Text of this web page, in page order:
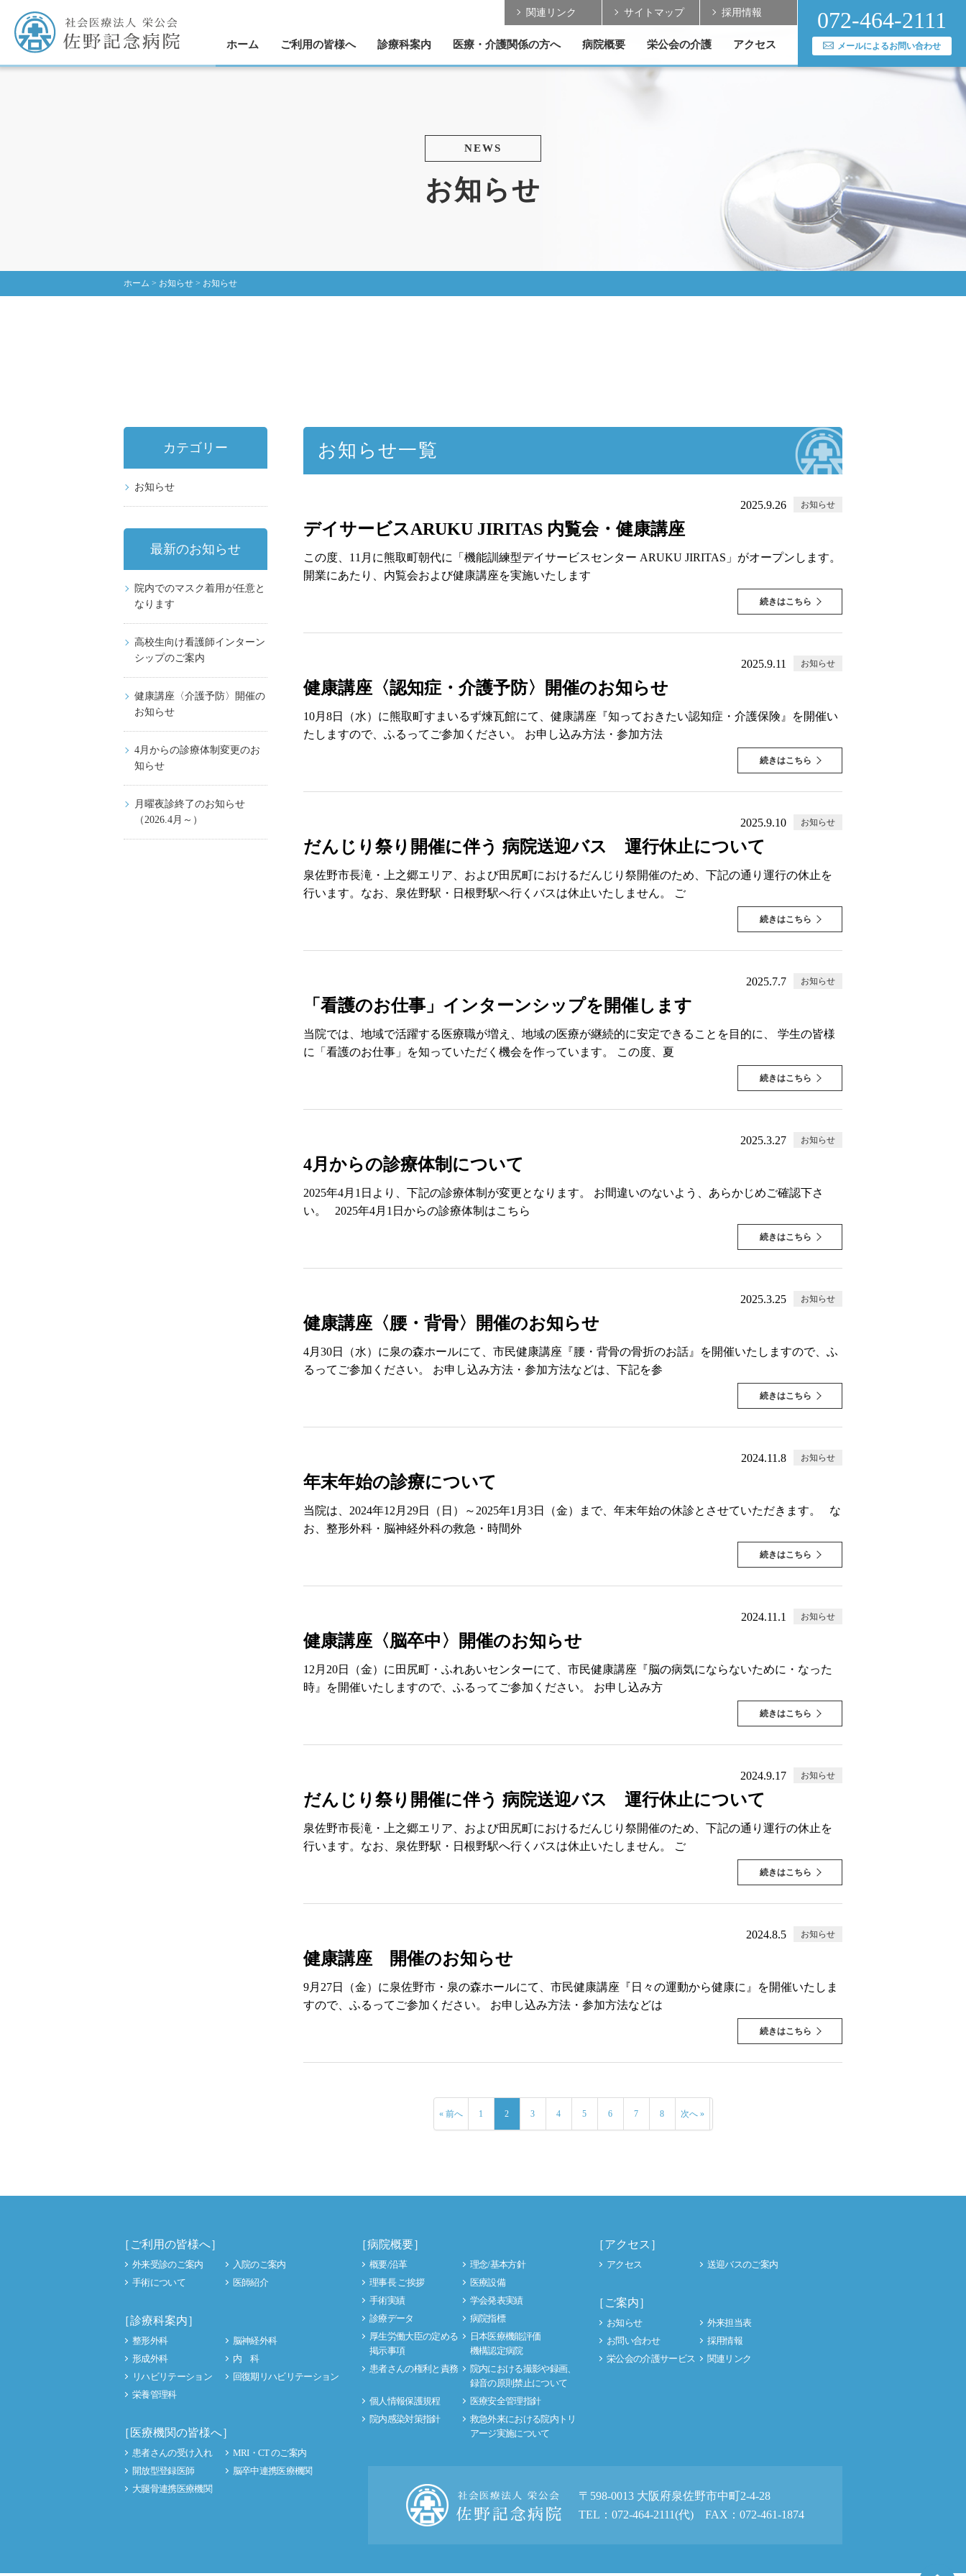
ホーム ご利用の皆様へ 診療科案内 医療・介護関係の方へ 病院概要 栄公会の介護 アクセス
採用情報
サイトマップ
関連リンク 072-464-2111
メールによるお問い合わせ
NEWS
お知らせ
ホーム > お知らせ > お知らせ
お知らせ一覧
2025.9.26 お知らせ
デイサービスARUKU JIRITAS 内覧会・健康講座
この度、11月に熊取町朝代に「機能訓練型デイサービスセンター ARUKU JIRITAS」がオープンします。
開業にあたり、内覧会および健康講座を実施いたします
続きはこちら
2025.9.11 お知らせ
健康講座〈認知症・介護予防〉開催のお知らせ
10月8日（水）に熊取町すまいるず煉瓦館にて、健康講座『知っておきたい認知症・介護保険』を開催い
たしますので、ふるってご参加ください。 お申し込み方法・参加方法
続きはこちら
2025.9.10 お知らせ
だんじり祭り開催に伴う 病院送迎バス 運行休止について
泉佐野市長滝・上之郷エリア、および田尻町におけるだんじり祭開催のため、下記の通り運行の休止を
行います。なお、泉佐野駅・日根野駅へ行くバスは休止いたしません。 ご
続きはこちら
2025.7.7 お知らせ
「看護のお仕事」インターンシップを開催します
当院では、地域で活躍する医療職が増え、地域の医療が継続的に安定できることを目的に、 学生の皆様
に「看護のお仕事」を知っていただく機会を作っています。 この度、夏
続きはこちら
2025.3.27 お知らせ
4月からの診療体制について
2025年4月1日より、下記の診療体制が変更となります。 お間違いのないよう、あらかじめご確認下さ
い。 2025年4月1日からの診療体制はこちら
続きはこちら
2025.3.25 お知らせ
健康講座〈腰・背骨〉開催のお知らせ
4月30日（水）に泉の森ホールにて、市民健康講座『腰・背骨の骨折のお話』を開催いたしますので、ふ
るってご参加ください。 お申し込み方法・参加方法などは、下記を参
続きはこちら
2024.11.8 お知らせ
年末年始の診療について
当院は、2024年12月29日（日）～2025年1月3日（金）まで、年末年始の休診とさせていただきます。 な
お、整形外科・脳神経外科の救急・時間外
続きはこちら
2024.11.1 お知らせ
健康講座〈脳卒中〉開催のお知らせ
12月20日（金）に田尻町・ふれあいセンターにて、市民健康講座『脳の病気にならないために・なった
時』を開催いたしますので、ふるってご参加ください。 お申し込み方
続きはこちら
2024.9.17 お知らせ
だんじり祭り開催に伴う 病院送迎バス 運行休止について
泉佐野市長滝・上之郷エリア、および田尻町におけるだんじり祭開催のため、下記の通り運行の休止を
行います。なお、泉佐野駅・日根野駅へ行くバスは休止いたしません。 ご
続きはこちら
2024.8.5 お知らせ
健康講座 開催のお知らせ
9月27日（金）に泉佐野市・泉の森ホールにて、市民健康講座『日々の運動から健康に』を開催いたしま
すので、ふるってご参加ください。 お申し込み方法・参加方法などは
続きはこちら
« 前へ 1 2 3 4 5 6 7 8 次へ »
カテゴリー
お知らせ
最新のお知らせ
院内でのマスク着用が任意と
なります
高校生向け看護師インターン
シップのご案内
健康講座〈介護予防〉開催の
お知らせ
4月からの診療体制変更のお
知らせ
月曜夜診終了のお知らせ
（2026.4月～）
［ご利用の皆様へ］
外来受診のご案内
入院のご案内
手術について
医師紹介
［診療科案内］
整形外科
脳神経外科
形成外科
内 科
リハビリテーション
回復期リハビリテーション
栄養管理科
［医療機関の皆様へ］
患者さんの受け入れ
MRI・CT のご案内
開放型登録医師
脳卒中連携医療機関
大腿骨連携医療機関
［病院概要］
概要/沿革
理念/基本方針
理事長 ご挨拶
医療設備
手術実績
学会発表実績
診療データ
病院指標
厚生労働大臣の定める
掲示事項
日本医療機能評価
機構認定病院
患者さんの権利と責務
院内における撮影や録画、
録音の原則禁止について
個人情報保護規程
医療安全管理指針
院内感染対策指針
救急外来における院内トリ
アージ実施について
［アクセス］
アクセス 送迎バスのご案内
［ご案内］
お知らせ
外来担当表
お問い合わせ
採用情報
栄公会の介護サービス
関連リンク
〒598-0013 大阪府泉佐野市中町2-4-28
TEL：072-464-2111(代) FAX：072-461-1874